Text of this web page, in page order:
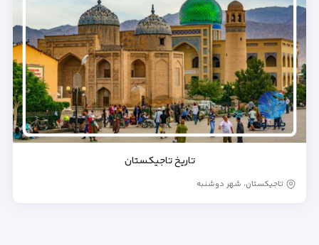
تاریخ تاجیکستان
تاجیکستان، شهر دوشنبه